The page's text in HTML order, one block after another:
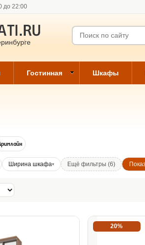
до 22:00
Гостинная Шкафы
Ширина шкафа Ещё фильтры (6)
20%